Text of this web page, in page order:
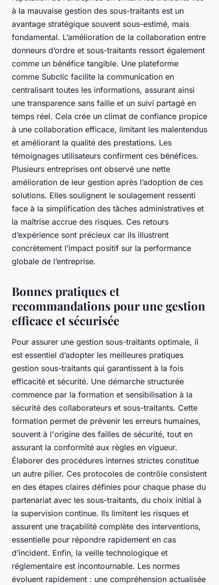
à la mauvaise gestion des sous-traitants est un
avantage stratégique souvent sous-estimé, mais
fondamental. L’amélioration de la collaboration entre
donneurs d’ordre et sous-traitants ressort également
comme un bénéfice tangible. Une plateforme
comme Subclic facilite la communication en
centralisant toutes les informations, assurant ainsi
une transparence sans faille et un suivi partagé en
temps réel. Cela crée un climat de confiance propice
à une collaboration efficace, limitant les malentendus
et améliorant la qualité des prestations. Les
témoignages utilisateurs confirment ces bénéfices.
Plusieurs entreprises ont observé une nette
amélioration de leur gestion après l’adoption de ces
solutions. Elles soulignent le soulagement ressenti
face à la simplification des tâches administratives et
la maîtrise accrue des risques. Ces retours
d’expérience sont précieux car ils illustrent
concrètement l’impact positif sur la performance
globale de l’entreprise.
Bonnes pratiques et
recommandations pour une gestion
efficace et sécurisée
Pour assurer une gestion sous-traitants optimale, il
est essentiel d’adopter les meilleures pratiques
gestion sous-traitants qui garantissent à la fois
efficacité et sécurité. Une démarche structurée
commence par la formation et sensibilisation à la
sécurité des collaborateurs et sous-traitants. Cette
formation permet de prévenir les erreurs humaines,
souvent à l'origine des failles de sécurité, tout en
assurant la conformité aux règles en vigueur.
Élaborer des procédures internes strictes constitue
un autre pilier. Ces protocoles de contrôle consistent
en des étapes claires définies pour chaque phase du
partenariat avec les sous-traitants, du choix initial à
la supervision continue. Ils limitent les risques et
assurent une traçabilité complète des interventions,
essentielle pour répondre rapidement en cas
d’incident. Enfin, la veille technologique et
réglementaire est incontournable. Les normes
évoluent rapidement : une compréhension actualisée